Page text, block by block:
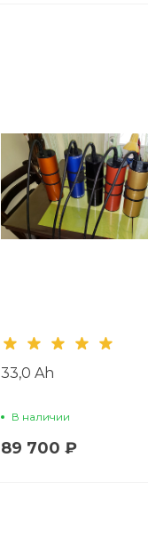
33,0 Ah
В наличии
89 700 ₽